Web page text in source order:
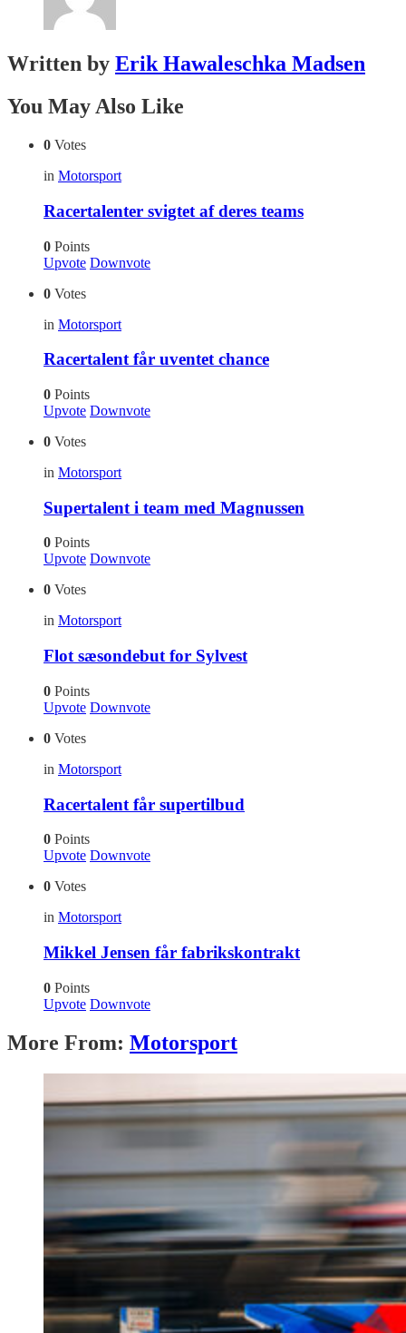
Written by Erik Hawaleschka Madsen
You May Also Like
0 Votes
in Motorsport
Racertalenter svigtet af deres teams
0 Points
Upvote Downvote
0 Votes
in Motorsport
Racertalent får uventet chance
0 Points
Upvote Downvote
0 Votes
in Motorsport
Supertalent i team med Magnussen
0 Points
Upvote Downvote
0 Votes
in Motorsport
Flot sæsondebut for Sylvest
0 Points
Upvote Downvote
0 Votes
in Motorsport
Racertalent får supertilbud
0 Points
Upvote Downvote
0 Votes
in Motorsport
Mikkel Jensen får fabrikskontrakt
0 Points
Upvote Downvote
More From: Motorsport